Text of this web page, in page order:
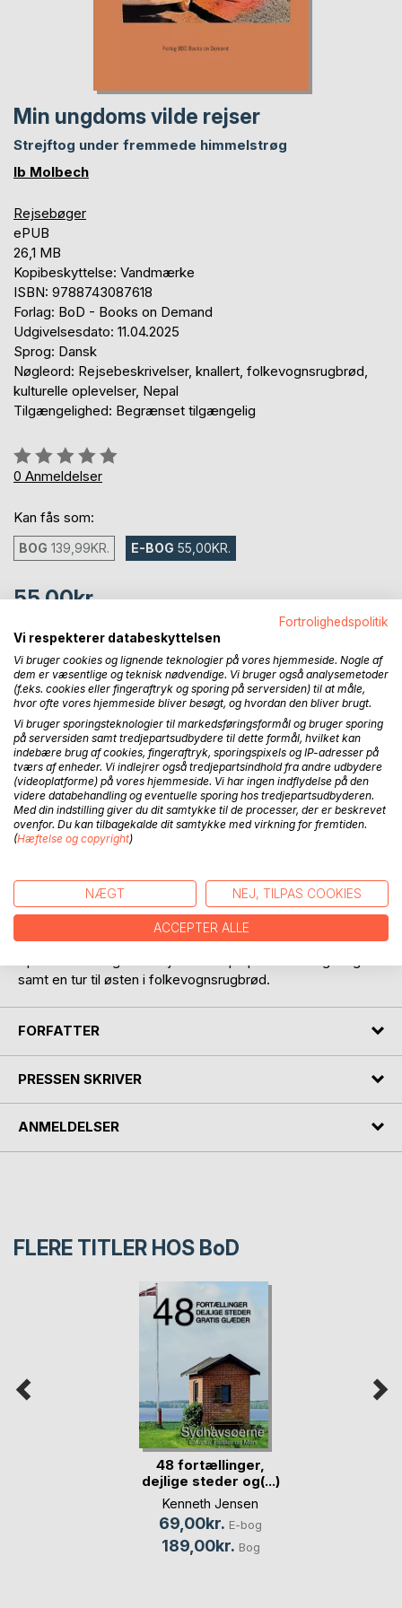
Min ungdoms vilde rejser
Strejftog under fremmede himmelstrøg
Ib Molbech
Rejsebøger
ePUB
26,1 MB
Kopibeskyttelse: Vandmærke
ISBN: 9788743087618
Forlag: BoD - Books on Demand
Udgivelsesdato: 11.04.2025
Sprog: Dansk
Nøgleord: Rejsebeskrivelser, knallert, folkevognsrugbrød,
kulturelle oplevelser, Nepal
Tilgængelighed: Begrænset tilgængelig
Anmeldelse::
0%
0 Anmeldelser
Kan fås som:
BOG 139,99KR. E-BOG 55,00KR.
55,00kr.
Tilgængelig som download
LÆG I INDKØBSKURVEN
Føj til ønskeliste
Anmeld titel
BESKRIVELSE
samt en tur til østen i folkevognsrugbrød.
FORFATTER
PRESSEN SKRIVER
ANMELDELSER
FLERE TITLER HOS BoD
48 fortællinger,
dejlige steder og(...)
Kenneth Jensen
69,00kr. E-bog
189,00kr. Bog
Fortrolighedspolitik
Vi respekterer databeskyttelsen
Vi bruger cookies og lignende teknologier på vores hjemmeside. Nogle af
dem er væsentlige og teknisk nødvendige. Vi bruger også analysemetoder
(f.eks. cookies eller fingeraftryk og sporing på serversiden) til at måle,
hvor ofte vores hjemmeside bliver besøgt, og hvordan den bliver brugt.
Vi bruger sporingsteknologier til markedsføringsformål og bruger sporing
på serversiden samt tredjepartsudbydere til dette formål, hvilket kan
indebære brug af cookies, fingeraftryk, sporingspixels og IP-adresser på
tværs af enheder. Vi indlejrer også tredjepartsindhold fra andre udbydere
(videoplatforme) på vores hjemmeside. Vi har ingen indflydelse på den
videre databehandling og eventuelle sporing hos tredjepartsudbyderen.
Med din indstilling giver du dit samtykke til de processer, der er beskrevet
ovenfor. Du kan tilbagekalde dit samtykke med virkning for fremtiden.
(Hæftelse og copyright)
NÆGT NEJ, TILPAS COOKIES
ACCEPTER ALLE